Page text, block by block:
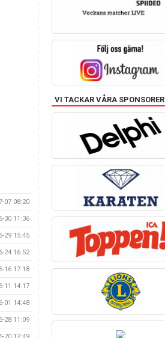
07 08:20
30 11:36
29 15:45
24 16:52
16 17:18
11 14:17
01 14:48
28 11:09
VI TACKAR VÅRA SPONSORER